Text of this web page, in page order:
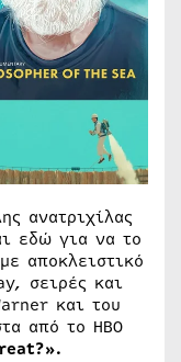
ανατριχίλας
εδώ για να το
αποκλειστικό
σειρές και
και του
από το ΗΒΟ